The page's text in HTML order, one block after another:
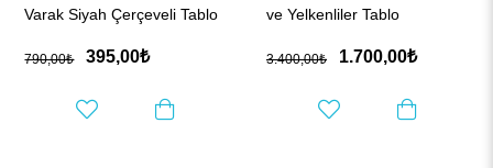
Varak Siyah Çerçeveli Tablo
395,00₺
790,00₺
ve Yelkenliler Tablo
1.700,00₺
3.400,00₺